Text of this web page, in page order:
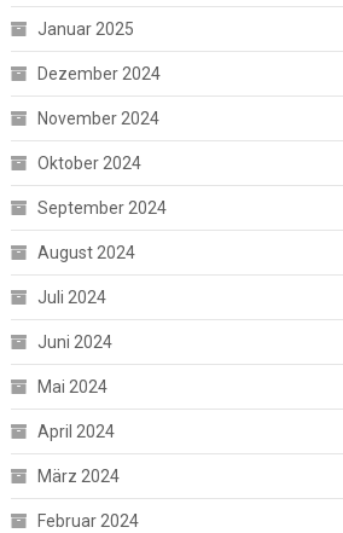
Januar 2025
Dezember 2024
November 2024
Oktober 2024
September 2024
August 2024
Juli 2024
Juni 2024
Mai 2024
April 2024
März 2024
Februar 2024